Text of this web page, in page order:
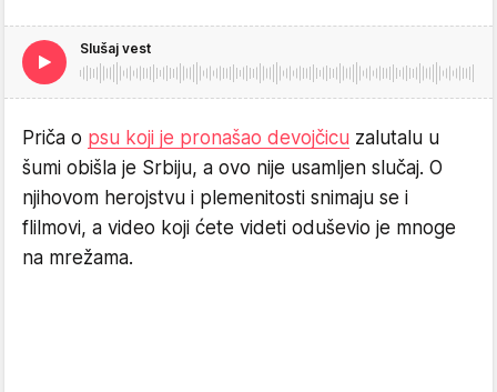
Slušaj vest
Priča o psu koji je pronašao devojčicu zalutalu u
šumi obišla je Srbiju, a ovo nije usamljen slučaj. O
njihovom herojstvu i plemenitosti snimaju se i
flilmovi, a video koji ćete videti oduševio je mnoge
na mrežama.